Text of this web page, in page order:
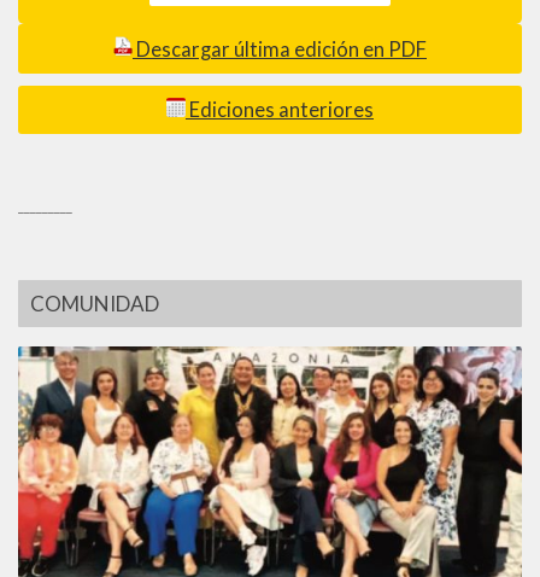
Descargar última edición en PDF
Ediciones anteriores
COMUNIDAD